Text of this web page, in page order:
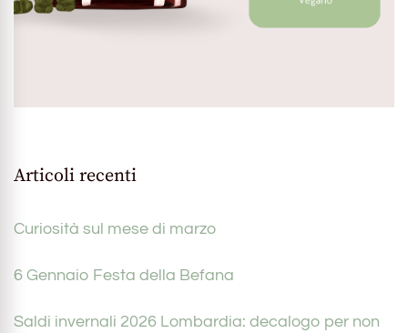
Articoli recenti
Curiosità sul mese di marzo
6 Gennaio Festa della Befana
Saldi invernali 2026 Lombardia: decalogo per non